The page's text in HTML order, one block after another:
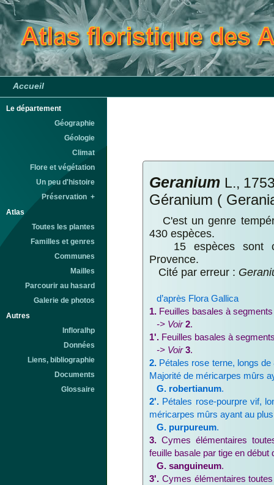
Accueil
Le département
Géographie
Géologie
Climat
Flore et végétation
Un peu d'histoire
Préservation +
Atlas
Toutes les plantes
Familles et genres
Communes
Mailles
Parcourir au hasard
Galerie de photos
Autres
Infloralhp
Données
Liens, bibliographie
Documents
Glossaire
Geranium L.,
Géranium (
C'est un genre
430 espèces.
15 espèces sont
Provence.
Cité par erreur :
d’après Flora Gallica
1. Feuilles basales à
-> Voir 2.
1'. Feuilles basales à
-> Voir 3.
2. Pétales rose terne, longs
Majorité de méricarpes mûrs
G. robertianum.
2'. Pétales rose-pourpre vif,
méricarpes mûrs ayant au
G. purpureum.
3. Cymes élémentaires
feuille basale par tige en début
G. sanguineum.
3'. Cymes élémentaires